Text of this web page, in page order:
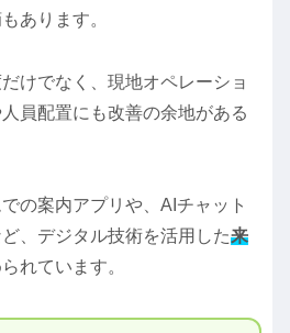
あります。
けでなく、現地オペレーショ
員配置にも改善の余地がある
の案内アプリや、AIチャット
、デジタル技術を活用した来
れています。